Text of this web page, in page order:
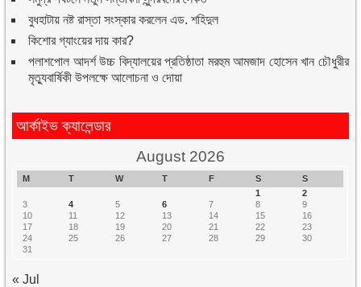
বুধহাটায় নষ্ট রাস্তা সংস্কার করলেন এড. শহিদুল
কিশোর গ্যাংয়ের দায় কার?
পলাশপোল আদর্শ উচ্চ বিদ্যালয়ের প্রতিষ্ঠাতা মরহুম আমজাদ হোসেন খান চৌধুরীর
মৃত্যুবার্ষিকী উপলক্ষে আলোচনা ও দোয়া
আর্কাইভ ক্যালেন্ডার
August 2026
M T W T F S
S
1
2
3
4 5 6 7 8
9
10
11 12 13 14 15
16
17
18 19 20 21 22
23
24
25 26 27 28 29
30
31
« Jul